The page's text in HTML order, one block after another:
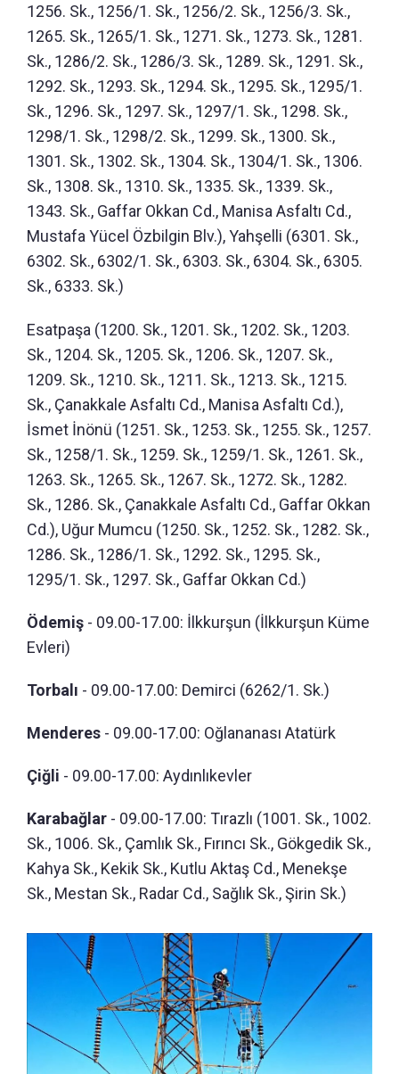
1256. Sk., 1256/1. Sk., 1256/2. Sk., 1256/3. Sk.,
1265. Sk., 1265/1. Sk., 1271. Sk., 1273. Sk., 1281.
Sk., 1286/2. Sk., 1286/3. Sk., 1289. Sk., 1291. Sk.,
1292. Sk., 1293. Sk., 1294. Sk., 1295. Sk., 1295/1.
Sk., 1296. Sk., 1297. Sk., 1297/1. Sk., 1298. Sk.,
1298/1. Sk., 1298/2. Sk., 1299. Sk., 1300. Sk.,
1301. Sk., 1302. Sk., 1304. Sk., 1304/1. Sk., 1306.
Sk., 1308. Sk., 1310. Sk., 1335. Sk., 1339. Sk.,
1343. Sk., Gaffar Okkan Cd., Manisa Asfaltı Cd.,
Mustafa Yücel Özbilgin Blv.), Yahşelli (6301. Sk.,
6302. Sk., 6302/1. Sk., 6303. Sk., 6304. Sk., 6305.
Sk., 6333. Sk.)
Esatpaşa (1200. Sk., 1201. Sk., 1202. Sk., 1203.
Sk., 1204. Sk., 1205. Sk., 1206. Sk., 1207. Sk.,
1209. Sk., 1210. Sk., 1211. Sk., 1213. Sk., 1215.
Sk., Çanakkale Asfaltı Cd., Manisa Asfaltı Cd.),
İsmet İnönü (1251. Sk., 1253. Sk., 1255. Sk., 1257.
Sk., 1258/1. Sk., 1259. Sk., 1259/1. Sk., 1261. Sk.,
1263. Sk., 1265. Sk., 1267. Sk., 1272. Sk., 1282.
Sk., 1286. Sk., Çanakkale Asfaltı Cd., Gaffar Okkan
Cd.), Uğur Mumcu (1250. Sk., 1252. Sk., 1282. Sk.,
1286. Sk., 1286/1. Sk., 1292. Sk., 1295. Sk.,
1295/1. Sk., 1297. Sk., Gaffar Okkan Cd.)
Ödemiş - 09.00-17.00: İlkkurşun (İlkkurşun Küme
Evleri)
Torbalı - 09.00-17.00: Demirci (6262/1. Sk.)
Menderes - 09.00-17.00: Oğlananası Atatürk
Çiğli - 09.00-17.00: Aydınlıkevler
Karabağlar - 09.00-17.00: Tırazlı (1001. Sk., 1002.
Sk., 1006. Sk., Çamlık Sk., Fırıncı Sk., Gökgedik Sk.,
Kahya Sk., Kekik Sk., Kutlu Aktaş Cd., Menekşe
Sk., Mestan Sk., Radar Cd., Sağlık Sk., Şirin Sk.)